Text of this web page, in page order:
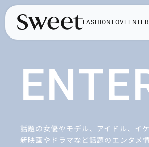
FASHION LOVE
話題の女優やモデル、アイドル、イ
新映画やドラマなど話題のエンタメ